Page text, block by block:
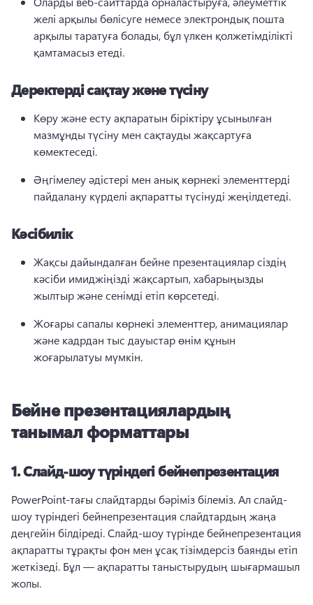
желі арқылы бөлісуге немесе электрондық пошта
арқылы таратуға болады, бұл үлкен қолжетімділікті
қамтамасыз етеді.
Деректерді сақтау және түсіну
Көру және есту ақпаратын біріктіру ұсынылған
мазмұнды түсіну мен сақтауды жақсартуға
көмектеседі.
Әңгімелеу әдістері мен анық көрнекі элементтерді
пайдалану күрделі ақпаратты түсінуді жеңілдетеді.
Кәсібилік
Жақсы дайындалған бейне презентациялар сіздің
кәсіби имиджіңізді жақсартып, хабарыңызды
жылтыр және сенімді етіп көрсетеді.
Жоғары сапалы көрнекі элементтер, анимациялар
және кадрдан тыс дауыстар өнім құнын
жоғарылатуы мүмкін.
Бейне презентациялардың
танымал форматтары
1.Слайд-шоу түріндегі бейнепрезентация
PowerPoint-тағы слайдтарды бәріміз білеміз. Ал слайд-
шоу түріндегі бейнепрезентация слайдтардың жаңа
деңгейін білдіреді. Слайд-шоу түрінде бейнепрезентация
ақпаратты тұрақты фон мен ұсақ тізімдерсіз баянды етіп
жеткізеді. Бұл — ақпаратты таныстырудың шығармашыл
жолы.